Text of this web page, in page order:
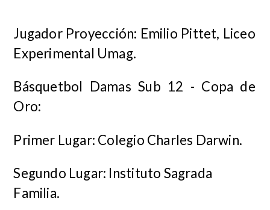
Jugador Proyección: Emilio Pittet, Liceo
Experimental Umag.
Básquetbol Damas Sub 12 - Copa de
Oro:
Primer Lugar: Colegio Charles Darwin.
Segundo Lugar: Instituto Sagrada
Familia.